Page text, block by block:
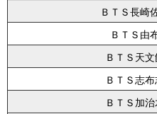
ＢＴＳ長崎
ＢＴＳ由
ＢＴＳ天文
ＢＴＳ志布
ＢＴＳ加治